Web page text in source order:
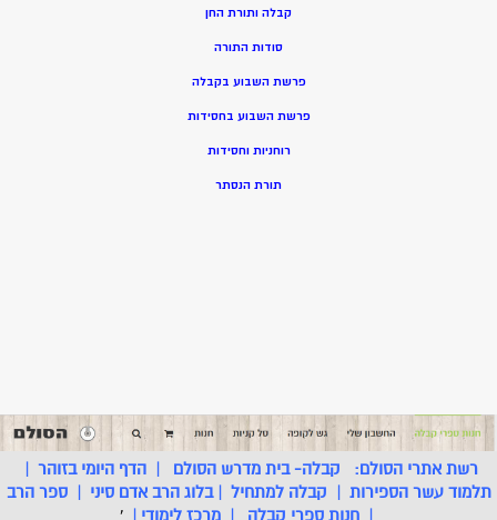
קבלה ותורת החן
סודות התורה
פרשת השבוע בקבלה
פרשת השבוע בחסידות
רוחניות וחסידות
תורת הנסתר
רשת אתרי הסולם: קבלה- בית מדרש הסולם |הדף היומי בזוהר |
תלמוד עשר הספירות | קבלה למתחיל |בלוג הרב אדם סיני |ספר הרב
| חנות ספרי קבלה | מרכז לימודי |
'